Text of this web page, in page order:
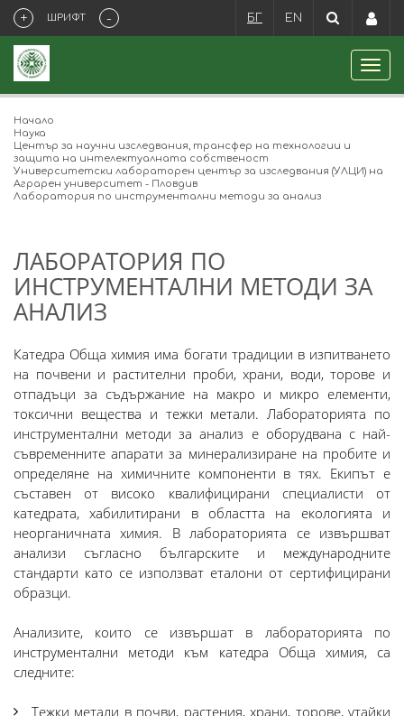
+ ШРИФТ - БГ EN
Начало
Наука
Център за научни изследвания, трансфер на технологии и
защита на интелектуалната собственост
Университетски лабораторен център за изследвания (УЛЦИ) на
Aграрен университет - Пловдив
Лаборатория по инструментални методи за анализ
ЛАБОРАТОРИЯ ПО
ИНСТРУМЕНТАЛНИ МЕТОДИ ЗА
АНАЛИЗ
Катедра Обща химия има богати традиции в изпитването
на почвени и растителни проби, храни, води, торове и
отпадъци за съдържание на макро и микро елементи,
токсични вещества и тежки метали. Лабораторията по
инструментални методи за анализ е оборудвана с най-
съвременните апарати за минерализиране на пробите и
определяне на химичните компоненти в тях. Екипът е
съставен от високо квалифицирани специалисти от
катедрата, хабилитирани в областта на екологията и
неорганичната химия. В лабораторията се извършват
анализи съгласно българските и международните
стандарти като се използват еталони от сертифицирани
образци.
Анализите, които се извършат в лабораторията по
инструментални методи към катедра Обща химия, са
следните:
Тежки метали в почви, растения, храни, торове, утайки